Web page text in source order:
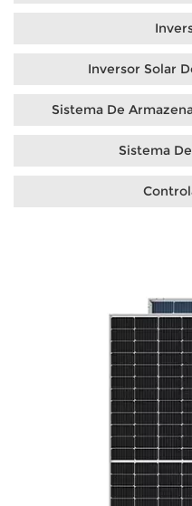
Inversor Solar
Sistema De
Sistema